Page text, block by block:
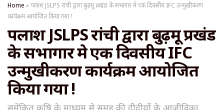
Home »पलाश JSLPS रांची द्वारा बुढ़मू प्रखंड के सभागार मे एक दिवसीय IFC उन्मुखीकरण
कार्यक्रम आयोजित किया गया !
पलाश JSLPS रांची द्वारा बुढ़मू प्रखंड
के सभागार मे एक दिवसीय IFC
उन्मुखीकरण कार्यक्रम आयोजित
किया गया !
समेकित कृषि के माध्यम से समूह की दीदीयों के आजीविका